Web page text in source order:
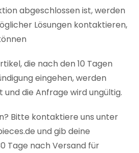
abgeschlossen ist, werden
Lösungen kontaktieren,
die nach den 10 Tagen
eingehen, werden
und die Anfrage wird ungültig.
Bitte kontaktiere uns unter
und gib deine
Tage nach Versand für